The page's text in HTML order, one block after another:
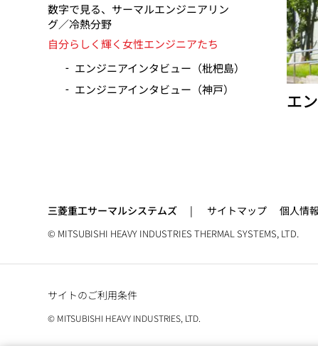
エ
数字で見る、サーマルエンジニアリン
グ／冷熱分野
自分らしく輝く女性エンジニアたち
エンジニアインタビュー（枇杷島）
エンジニアインタビュー（神戸）
三菱重工サーマルシステムズ サイトマップ 個人情
© MITSUBISHI HEAVY INDUSTRIES THERMAL SYSTEMS, LTD.
サイトのご利用条件
© MITSUBISHI HEAVY INDUSTRIES, LTD.